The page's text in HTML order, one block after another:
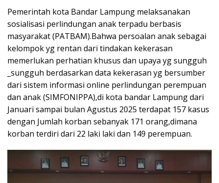
Pemerintah kota Bandar Lampung melaksanakan
sosialisasi perlindungan anak terpadu berbasis
masyarakat (PATBAM).Bahwa persoalan anak sebagai
kelompok yg rentan dari tindakan kekerasan
memerlukan perhatian khusus dan upaya yg sungguh
_sungguh berdasarkan data kekerasan yg bersumber
dari sistem informasi online perlindungan perempuan
dan anak (SIMFONIPPA),di kota bandar Lampung dari
Januari sampai bulan Agustus 2025 terdapat 157 kasus
dengan Jumlah korban sebanyak 171 orang,dimana
korban terdiri dari 22 laki laki dan 149 perempuan.